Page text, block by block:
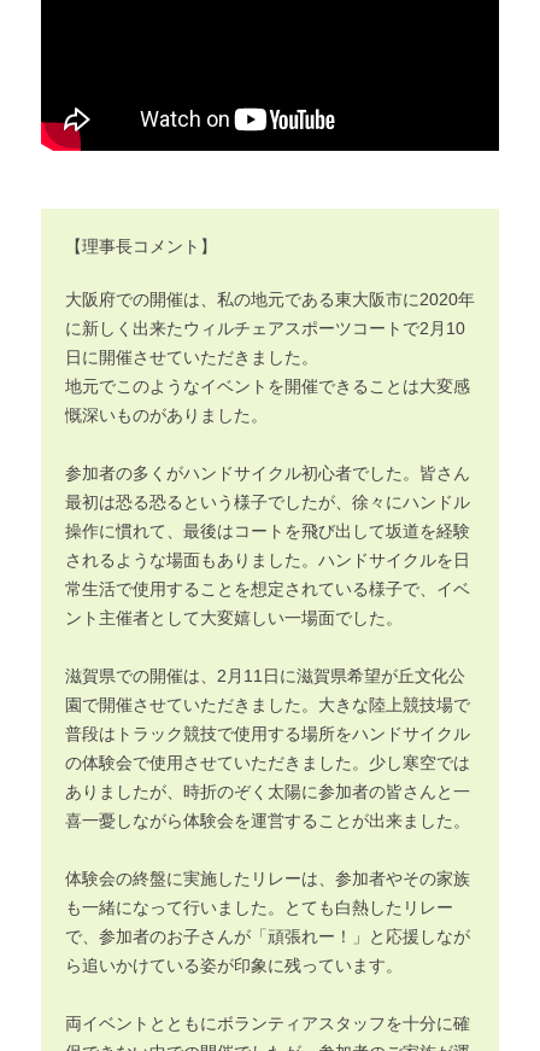
【理事長コメント】
大阪府での開催は、私の地元である東大阪市に2020年
に新しく出来たウィルチェアスポーツコートで2月10
日に開催させていただきました。
地元でこのようなイベントを開催できることは大変感
慨深いものがありました。
参加者の多くがハンドサイクル初心者でした。皆さん
最初は恐る恐るという様子でしたが、徐々にハンドル
操作に慣れて、最後はコートを飛び出して坂道を経験
されるような場面もありました。ハンドサイクルを日
常生活で使用することを想定されている様子で、イベ
ント主催者として大変嬉しい一場面でした。
滋賀県での開催は、2月11日に滋賀県希望が丘文化公
園で開催させていただきました。大きな陸上競技場で
普段はトラック競技で使用する場所をハンドサイクル
の体験会で使用させていただきました。少し寒空では
ありましたが、時折のぞく太陽に参加者の皆さんと一
喜一憂しながら体験会を運営することが出来ました。
体験会の終盤に実施したリレーは、参加者やその家族
も一緒になって行いました。とても白熱したリレー
で、参加者のお子さんが「頑張れー！」と応援しなが
ら追いかけている姿が印象に残っています。
両イベントとともにボランティアスタッフを十分に確